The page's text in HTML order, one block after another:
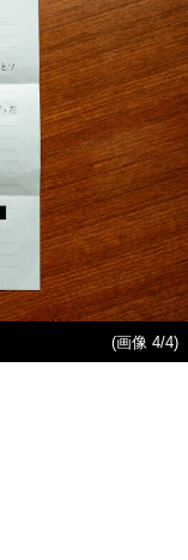
(画像 4/4)